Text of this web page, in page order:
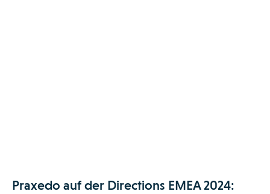
Praxedo auf der Directions EMEA 2024: